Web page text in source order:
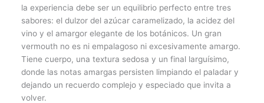
la experiencia debe ser un equilibrio perfecto entre tres
sabores: el dulzor del azúcar caramelizado, la acidez del
vino y el amargor elegante de los botánicos. Un gran
vermouth no es ni empalagoso ni excesivamente amargo.
Tiene cuerpo, una textura sedosa y un final larguísimo,
donde las notas amargas persisten limpiando el paladar y
dejando un recuerdo complejo y especiado que invita a
volver.